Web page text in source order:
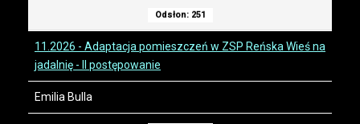
Odsłon: 251
11.2026 - Adaptacja pomieszczeń w ZSP Reńska Wieś na
jadalnię - II postępowanie
Emilia Bulla